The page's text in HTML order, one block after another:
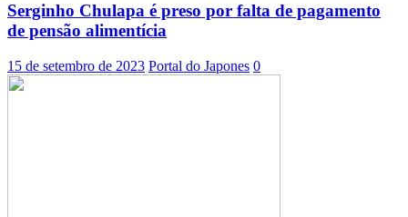
Serginho Chulapa é preso por falta de pagamento
de pensão alimentícia
15 de setembro de 2023 Portal do Japones 0